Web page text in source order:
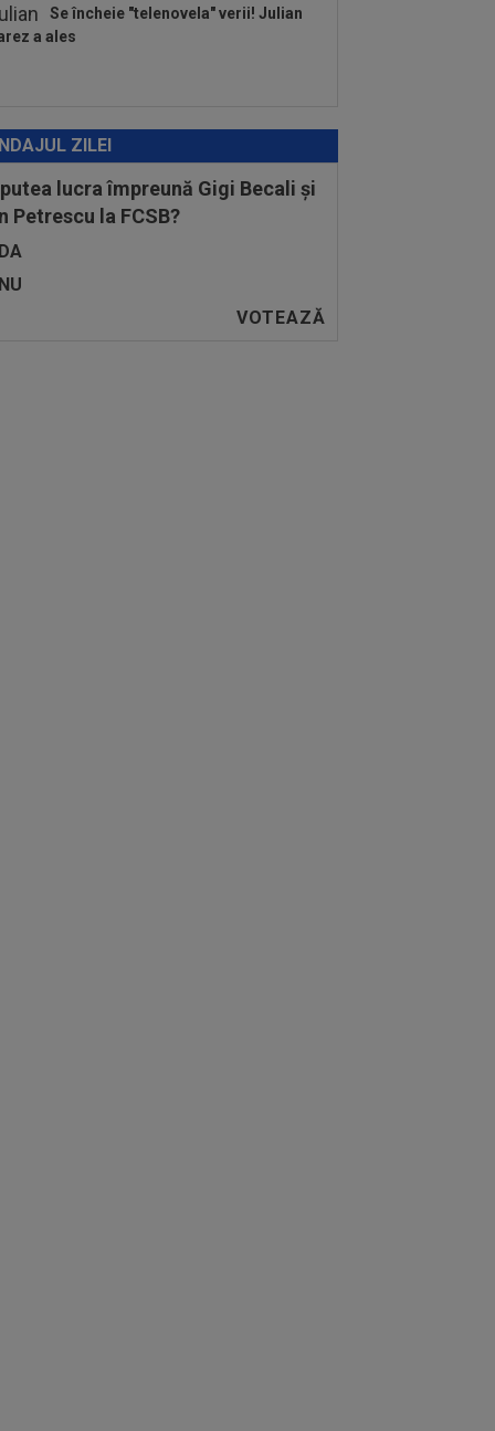
Se încheie "telenovela" verii! Julian
a ales
ZILEI
lucra împreună Gigi Becali și
Petrescu la FCSB?
DA
NU